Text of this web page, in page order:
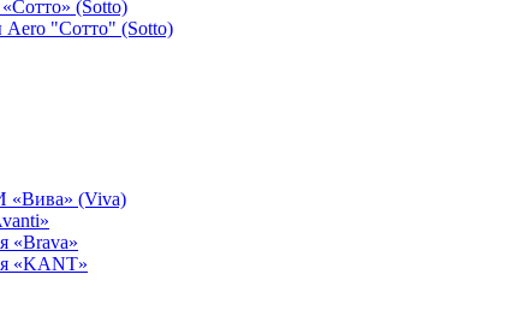
(Sotto)
"Сотто" (Sotto)
«Вива» (Viva)
«Brava»
«KANT»